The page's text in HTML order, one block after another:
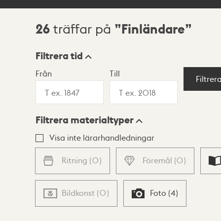
Sökresultat
26 träffar på Finländare
Visningsläge
Lista Karta
Filtrera tid
Från Till
Filtrera materialtyper
Visa inte lärarhandledningar
Ritning (0) Föremål (0)
Bildkonst (0) Foto (4)